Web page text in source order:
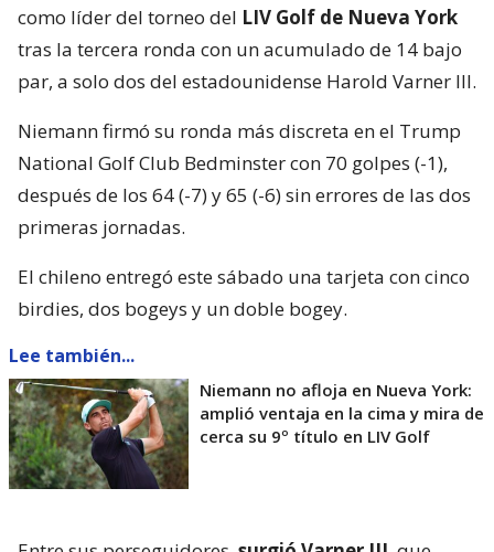
como líder del torneo del LIV Golf de Nueva York
tras la tercera ronda con un acumulado de 14 bajo
par, a solo dos del estadounidense Harold Varner III.
Niemann firmó su ronda más discreta en el Trump
National Golf Club Bedminster con 70 golpes (-1),
después de los 64 (-7) y 65 (-6) sin errores de las dos
primeras jornadas.
El chileno entregó este sábado una tarjeta con cinco
birdies, dos bogeys y un doble bogey.
Lee también...
Niemann no afloja en Nueva York:
amplió ventaja en la cima y mira de
cerca su 9º título en LIV Golf